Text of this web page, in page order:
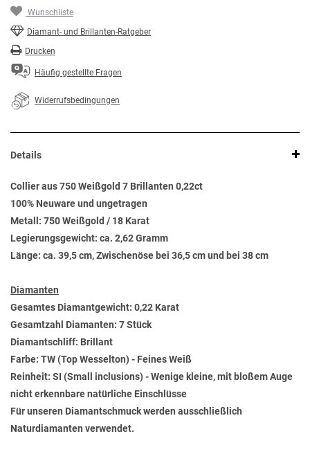
Wunschliste
Diamant- und Brillanten-Ratgeber
Drucken
Häufig gestellte Fragen
Widerrufsbedingungen
Details
Collier aus 750 Weißgold 7 Brillanten 0,22ct
100% Neuware und ungetragen
Metall: 750 Weißgold / 18 Karat
Legierungsgewicht: ca. 2,62 Gramm
Länge: ca. 39,5 cm, Zwischenöse bei 36,5 cm und bei 38 cm
Diamanten
Gesamtes Diamantgewicht: 0,22 Karat
Gesamtzahl Diamanten: 7 Stück
Diamantschliff: Brillant
Farbe: TW (Top Wesselton) - Feines Weiß
Reinheit: SI (Small inclusions) - Wenige kleine, mit bloßem Auge
nicht erkennbare natürliche Einschlüsse
Für unseren Diamantschmuck werden ausschließlich
Naturdiamanten verwendet.